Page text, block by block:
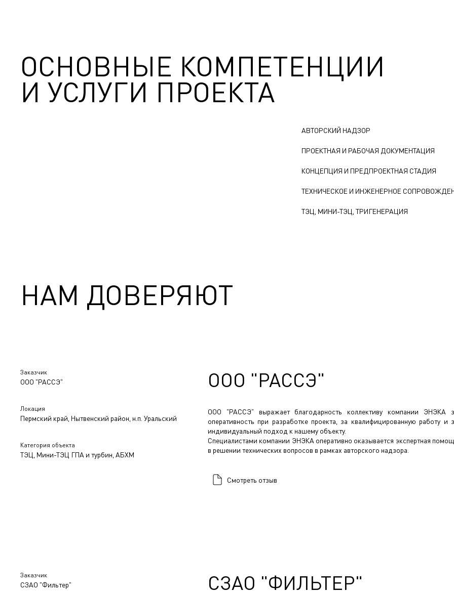
ОСНОВНЫЕ КОМПЕТЕНЦИИ
И УСЛУГИ ПРОЕКТА
АВТОРСКИЙ НАДЗОР
ПРОЕКТНАЯ И РАБОЧАЯ ДОКУМЕНТАЦИЯ
КОНЦЕПЦИЯ И ПРЕДПРОЕКТНАЯ СТАДИЯ
ТЕХНИЧЕСКОЕ И ИНЖЕНЕРНОЕ
ТЭЦ, МИНИ-ТЭЦ, ТРИГЕНЕРАЦИЯ
НАМ ДОВЕРЯЮТ
Заказчик
ООО "РАССЭ"
Локация
Пермский край, Нытвенский район, н.п. Уральский
Категория объекта
ТЭЦ, Мини-ТЭЦ ГПА и турбин, АБХМ
ООО "РАССЭ"
ООО "РАССЭ" выражает благодарность коллективу компании ЭНЭКА
оперативность при разработке проекта, за квалифицированную работу и
индивидуальный подход к нашему объекту.
Специалистами компании ЭНЭКА оперативно оказывается экспертная
в решении технических вопросов в рамках авторского надзора.
Смотреть отзыв
Заказчик
СЗАО "Фильтер" СЗАО "ФИЛЬТЕР"